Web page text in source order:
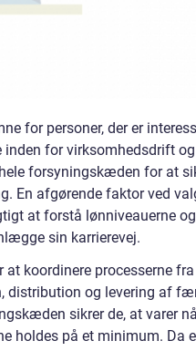
for personer, der er
inden for virksomhedsdrift og
forsyningskæden for at
En afgørende faktor ved
at forstå lønniveauerne og
sin karrierevej.
koordinere processerne fra
distribution og levering af
sikrer de, at varer
holdes på et minimum. Da